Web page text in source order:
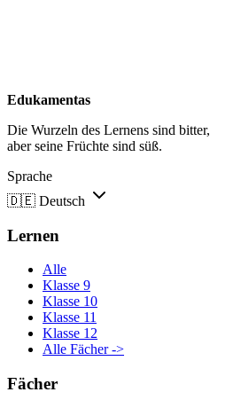
Edukamentas
Die Wurzeln des Lernens sind bitter,
aber seine Früchte sind süß.
Sprache
🇩🇪 Deutsch
Lernen
Alle
Klasse 9
Klasse 10
Klasse 11
Klasse 12
Alle Fächer ->
Fächer